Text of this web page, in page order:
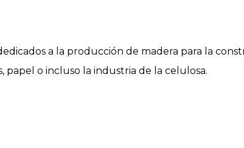
a la producción de madera para la
papel o incluso la industria de la celulosa.